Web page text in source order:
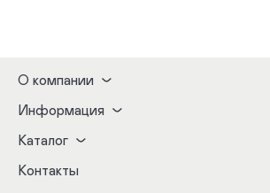
О компании
Информация
Каталог
Контакты